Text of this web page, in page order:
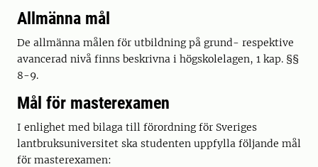
Allmänna mål
De allmänna målen för utbildning på grund- respektive
avancerad nivå finns beskrivna i högskolelagen, 1 kap. §§
8-9.
Mål för masterexamen
I enlighet med bilaga till förordning för Sveriges
lantbruksuniversitet ska studenten uppfylla följande mål
för masterexamen: